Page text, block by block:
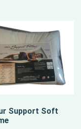
Support Soft